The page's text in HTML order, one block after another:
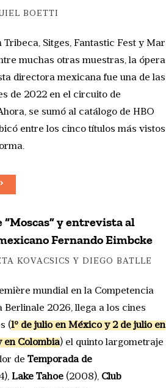
BOETTI
Tribeca, Sitges, Fantastic Fest y Mar
muchas otras muestras, la ópera
directora mexicana fue una de las
de 2022 en el circuito de
se sumó al catálogo de HBO
entre los cinco títulos más vistos
y entrevista al
Fernando Eimbcke
KOVACSICS Y DIEGO BATLLE
mundial en la Competencia
Berlinale 2026, llega a los cines
(1º de julio en México y 2 de julio en
en Colombia) el quinto largometraje
de Temporada de
Lake Tahoe (2008), Club